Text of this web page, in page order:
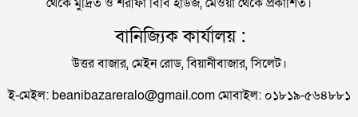
প্রেমিকের বাড়িতে স্ত্রীর অনশন: দুধ দিয়ে গোসল করে সম্পর্ক
বিচ্ছেদ স্বামীর
বানিজ্যিক কার্যালয় :
উত্তর বাজার, মেইন রোড, বিয়ানীবাজার, সিলেট।
ই-মেইল: beanibazareralo@gmail.com মোবাইল: ০১৮১৯-৫৬৪৮৮১